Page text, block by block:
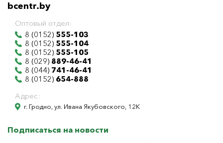
bcentr.by
Оптовый отдел:
8 (0152) 555-103
8 (0152) 555-104
8 (0152) 555-105
8 (029) 889-46-41
8 (044) 741-46-41
8 (0152) 654-888
Адрес:
г. Гродно, ул. Ивана Якубовского, 12К
Подписаться на новости